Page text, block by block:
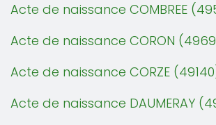
Acte de naissance COMBREE
Acte de naissance CORON
Acte de naissance CORZE
Acte de naissance DAUMERAY